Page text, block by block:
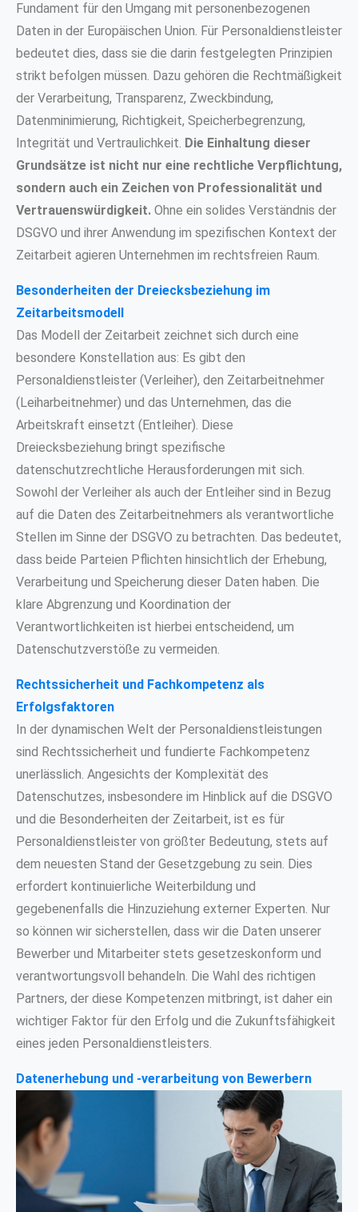
Fundament für den Umgang mit personenbezogenen
Daten in der Europäischen Union. Für Personaldienstleister
bedeutet dies, dass sie die darin festgelegten Prinzipien
strikt befolgen müssen. Dazu gehören die Rechtmäßigkeit
der Verarbeitung, Transparenz, Zweckbindung,
Datenminimierung, Richtigkeit, Speicherbegrenzung,
Integrität und Vertraulichkeit. Die Einhaltung dieser
Grundsätze ist nicht nur eine rechtliche Verpflichtung,
sondern auch ein Zeichen von Professionalität und
Vertrauenswürdigkeit. Ohne ein solides Verständnis der
DSGVO und ihrer Anwendung im spezifischen Kontext der
Zeitarbeit agieren Unternehmen im rechtsfreien Raum.
Besonderheiten der Dreiecksbeziehung im
Zeitarbeitsmodell
Das Modell der Zeitarbeit zeichnet sich durch eine
besondere Konstellation aus: Es gibt den
Personaldienstleister (Verleiher), den Zeitarbeitnehmer
(Leiharbeitnehmer) und das Unternehmen, das die
Arbeitskraft einsetzt (Entleiher). Diese
Dreiecksbeziehung bringt spezifische
datenschutzrechtliche Herausforderungen mit sich.
Sowohl der Verleiher als auch der Entleiher sind in Bezug
auf die Daten des Zeitarbeitnehmers als verantwortliche
Stellen im Sinne der DSGVO zu betrachten. Das bedeutet,
dass beide Parteien Pflichten hinsichtlich der Erhebung,
Verarbeitung und Speicherung dieser Daten haben. Die
klare Abgrenzung und Koordination der
Verantwortlichkeiten ist hierbei entscheidend, um
Datenschutzverstöße zu vermeiden.
Rechtssicherheit und Fachkompetenz als
Erfolgsfaktoren
In der dynamischen Welt der Personaldienstleistungen
sind Rechtssicherheit und fundierte Fachkompetenz
unerlässlich. Angesichts der Komplexität des
Datenschutzes, insbesondere im Hinblick auf die DSGVO
und die Besonderheiten der Zeitarbeit, ist es für
Personaldienstleister von größter Bedeutung, stets auf
dem neuesten Stand der Gesetzgebung zu sein. Dies
erfordert kontinuierliche Weiterbildung und
gegebenenfalls die Hinzuziehung externer Experten. Nur
so können wir sicherstellen, dass wir die Daten unserer
Bewerber und Mitarbeiter stets gesetzeskonform und
verantwortungsvoll behandeln. Die Wahl des richtigen
Partners, der diese Kompetenzen mitbringt, ist daher ein
wichtiger Faktor für den Erfolg und die Zukunftsfähigkeit
eines jeden Personaldienstleisters.
Datenerhebung und -verarbeitung von Bewerbern